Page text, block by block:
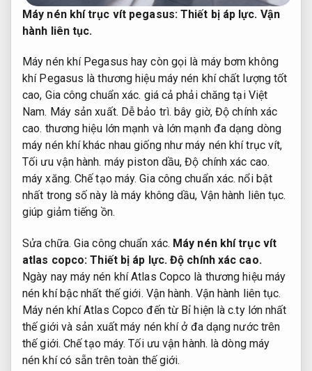
Máy nén khí trục vít pegasus: Thiết bị áp lực. Vận
hành liên tục.
Máy nén khí Pegasus hay còn gọi là máy bơm không
khí Pegasus là thương hiệu máy nén khí chất lượng tốt
cao, Gia công chuẩn xác. giá cả phải chăng tại Việt
Nam. Máy sản xuất. Dễ bảo trì. bây giờ,Độ chính xác
cao. thương hiệu lớn mạnh và lớn mạnh đa dạng dòng
máy nén khí khác nhau giống như máy nén khí trục vít,
Tối ưu vận hành. máy piston dầu,Độ chính xác cao.
máy xăng. Chế tạo máy. Gia công chuẩn xác. nổi bật
nhất trong số này là máy không dầu, Vận hành liên tục.
giúp giảm tiếng ồn.
Sửa chữa. Gia công chuẩn xác. Máy nén khí trục vít
atlas copco:Thiết bị áp lực. Độ chính xác cao.
Ngày nay máy nén khí Atlas Copco là thương hiệu máy
nén khí bậc nhất thế giới. Vận hành. Vận hành liên tục.
Máy nén khí Atlas Copco đến từ Bỉ hiện là c.ty lớn nhất
thế giới và sản xuất máy nén khí ở đa dạng nước trên
thế giới.Chế tạo máy. Tối ưu vận hành. là dòng máy
nén khí có sẵn trên toàn thế giới.